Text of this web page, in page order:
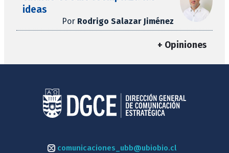
ideas
Por Rodrigo Salazar Jiménez
+ Opiniones
comunicaciones_ubb@ubiobio.cl